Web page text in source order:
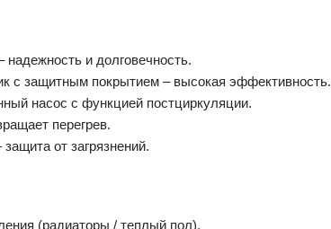
надежность и долговечность.
с защитным покрытием – высокая эффективность.
насос с функцией постциркуляции.
перегрев.
от загрязнений.
(радиаторы / теплый пол).